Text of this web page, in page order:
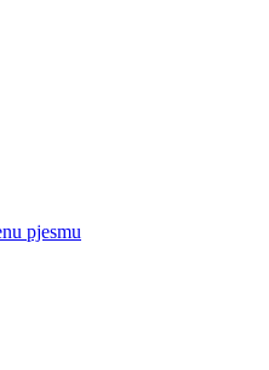
pjesmu